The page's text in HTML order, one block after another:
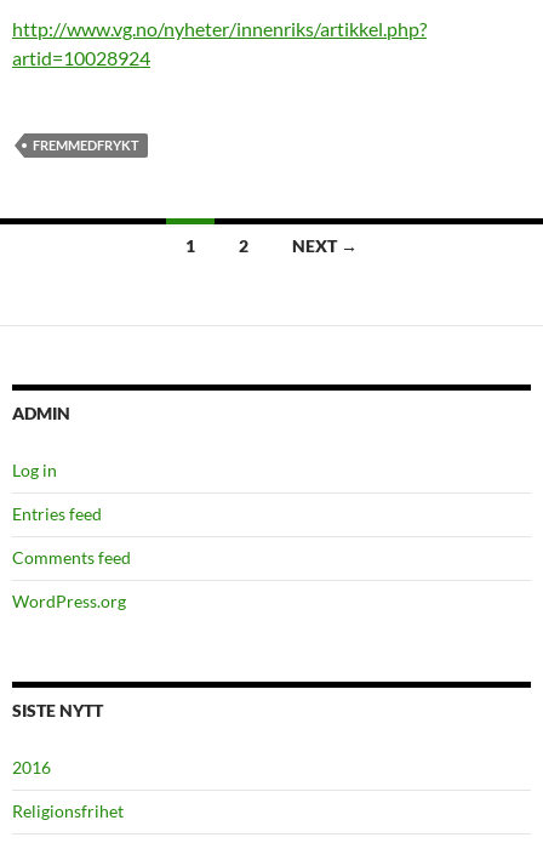
http://www.vg.no/nyheter/innenriks/artikkel.php?
artid=10028924
FREMMEDFRYKT
1 2 NEXT →
ADMIN
Log in
Entries feed
Comments feed
WordPress.org
SISTE NYTT
2016
Religionsfrihet